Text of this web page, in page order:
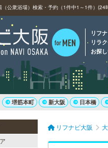
公衆浴場）検索・予約（1件中1～1件）(24
リフ
リラ
お探
堺筋本町 新大阪 日本橋
リフナビ大阪